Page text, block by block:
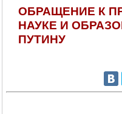
ОБРАЩЕНИЕ К
НАУКЕ И
ПУТИНУ